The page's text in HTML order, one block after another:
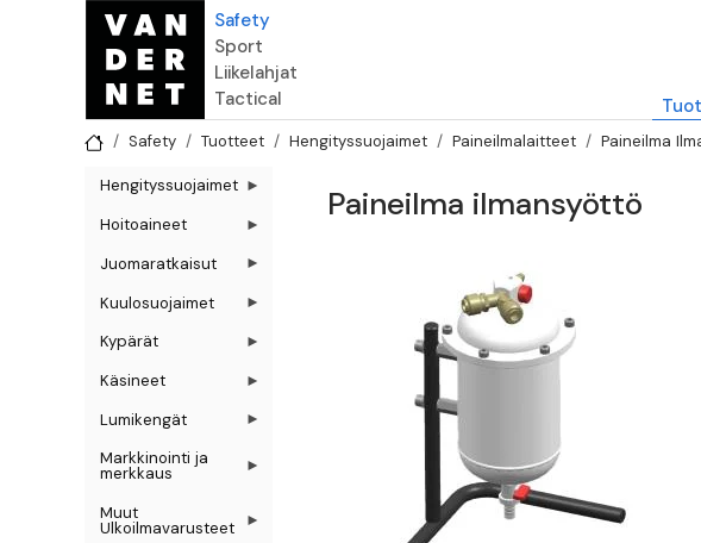
Hyppää pääsisältöön
Safety
Sport
Liikelahjat
Tactical
Safety Tuotteet Hengityssuojaimet Paineilmalaitteet Paineilma
Paineilma ilmansyöttö
Hengityssuojaimet
Hoitoaineet
Juomaratkaisut
Kuulosuojaimet
Kypärät
Käsineet
Lumikengät
Markkinointi ja
merkkaus
Muut
Ulkoilmavarusteet